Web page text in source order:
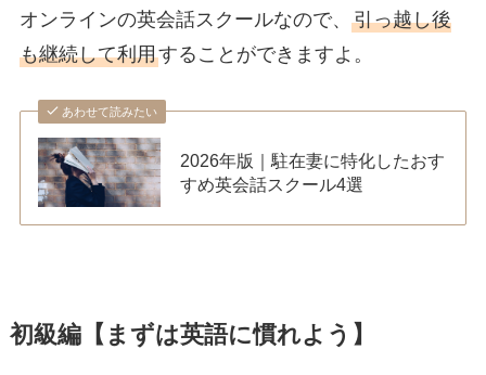
オンラインの英会話スクールなので、 引っ越し後
も継続して利用することができますよ。
あわせて読みたい
2026年版｜駐在妻に特化したおす
すめ英会話スクール4選
初級編【まずは英語に慣れよう】